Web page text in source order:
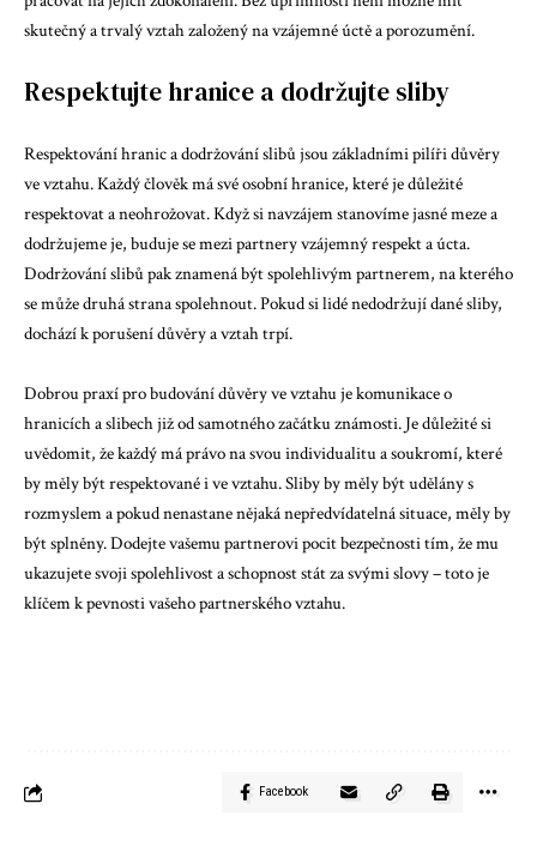
skutečný a trvalý vztah založený na vzájemné úctě a porozumění.
Respektujte hranice a dodržujte sliby
Respektování hranic a dodržování slibů jsou základními pilíři důvěry
ve vztahu. Každý člověk má své osobní hranice, které je důležité
respektovat a neohrožovat. Když si navzájem stanovíme jasné meze a
dodržujeme je, buduje se mezi partnery vzájemný respekt a úcta.
Dodržování slibů pak znamená být spolehlivým partnerem, na kterého
se může druhá strana spolehnout. Pokud si lidé nedodržují dané sliby,
dochází k porušení důvěry a vztah trpí.
Dobrou praxí pro budování důvěry ve vztahu je komunikace o
hranicích a slibech již od samotného začátku známosti. Je důležité si
uvědomit, že každý má právo na svou individualitu a soukromí, které
by měly být respektované i ve vztahu. Sliby by měly být udělány s
rozmyslem a pokud nenastane nějaká nepředvídatelná situace, měly by
být splněny. Dodejte vašemu partnerovi pocit bezpečnosti tím, že mu
ukazujete svoji spolehlivost a schopnost stát za svými slovy – toto je
klíčem k pevnosti vašeho partnerského vztahu.
Facebook